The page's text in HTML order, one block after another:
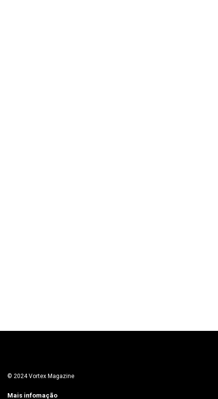
© 2024 Vortex Magazine
Mais infomação